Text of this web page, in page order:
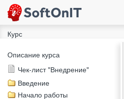
Курс
Описание курса
Чек-лист "Внедрение"
Введение
Начало работы